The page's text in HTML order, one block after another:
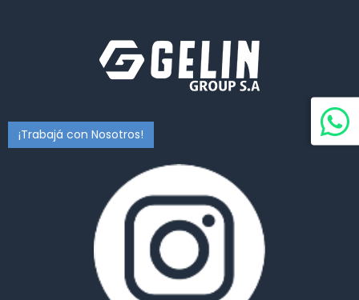
¡Trabajá con Nosotros!